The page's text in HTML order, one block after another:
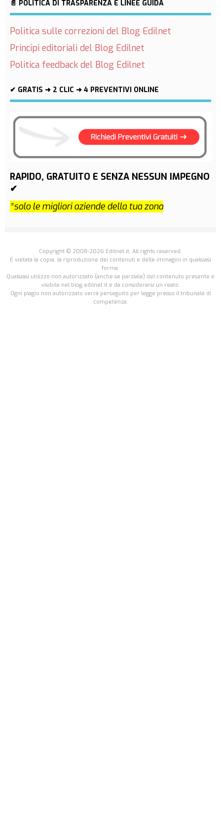
📄 POLITICA DI TRASPARENZA E LINEE GUIDA
Politica sulle correzioni del Blog Edilnet
Principi editoriali del Blog Edilnet
Politica feedback del Blog Edilnet
✔ GRATIS ➜ 2 CLIC ➜ 4 PREVENTIVI ONLINE
RAPIDO, GRATUITO E SENZA NESSUN IMPEGNO
✔
*solo le migliori aziende della tua zona
Copyright © 2008-2026 Edilnet.it. All rights reserved.
É vietata la copia, la riproduzione dei contenuti e delle immagini in qualsiasi
forma.
Qualsiasi utilizzo non autorizzato (anche se parziale) del contenuto presente e
visibile nel blog.edilnet.it è da considerarsi un reato.
Ogni plagio non autorizzato verrà perseguito per legge presso il tribunale di
competenza.